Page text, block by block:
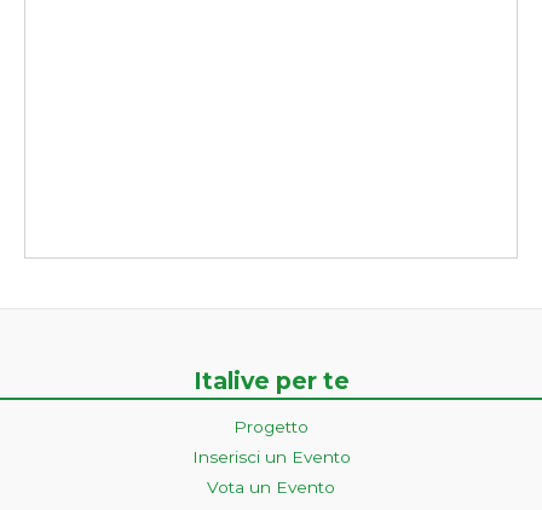
Italive per te
Progetto
Inserisci un Evento
Vota un Evento